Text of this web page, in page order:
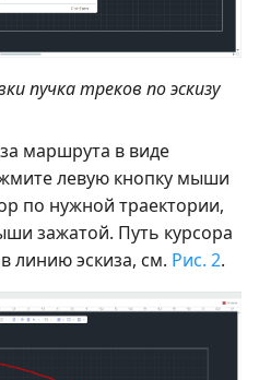
пучка треков по эскизу
маршрута в виде
левую кнопку мыши
по нужной траектории,
зажатой. Путь курсора
линию эскиза, см. Рис. 2.